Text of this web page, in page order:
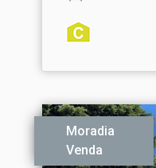
Moradia
Venda